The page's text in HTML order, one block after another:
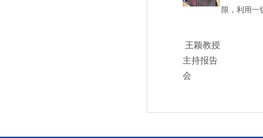
王颖教授
主持报告
会
限，利用一